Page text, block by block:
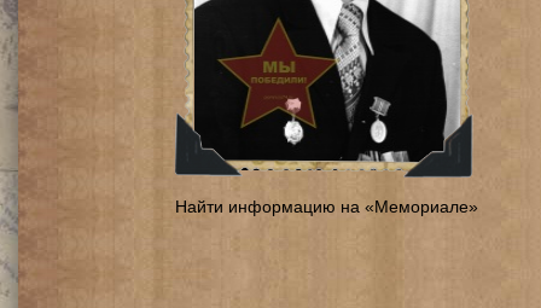
Найти информацию на «Мемориале»